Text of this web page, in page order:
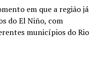
em que a região já
do El Niño, com
municípios do Rio